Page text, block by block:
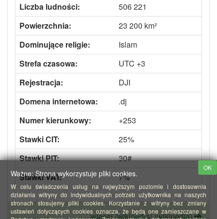
Liczba ludności:
506 221
Powierzchnia:
23 200 km²
Dominujące religie:
Islam
Strefa czasowa:
UTC +3
Rejestracja:
DJI
Domena internetowa:
.dj
Numer kierunkowy:
+253
Stawki CIT:
25%
Stawki PIT:
30#
Stawki VAT:
7%
więcej (wikipedia) (wikipedia)
OK
Ważne: Strona wykorzystuje pliki cookies.
W celu świadczenia usług na najwyższym poziomie i dostosownia
działania witryny do indywidualnych potrzeb użytkownika na naszych
stronach stosujemy pliki cookies. Korzystanie z witryny bez zmiany
ustawień dotyczących cookies oznacza, że będą one zamieszczane w